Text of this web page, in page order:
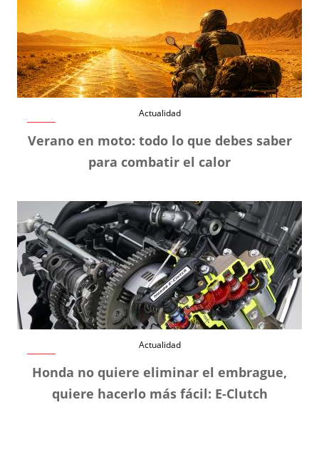
Actualidad
Verano en moto: todo lo que debes saber
para combatir el calor
Actualidad
Honda no quiere eliminar el embrague,
quiere hacerlo más fácil: E-Clutch